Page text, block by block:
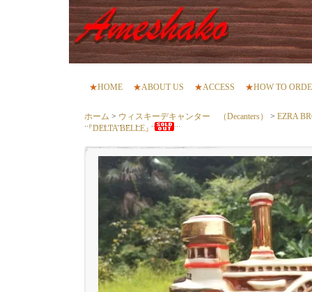
★HOME ★ABOUT US ★ACCESS ★HOW TO
ホーム > ウィスキーデキャンター （Decanters） > EZRA
『DELTA BELLE』